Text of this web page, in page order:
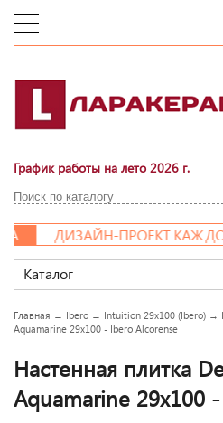
График работы на лето 2026 г.
ДИЗАЙН-ПРОЕКТ
Каталог
Главная → Ibero → Intuition 29x100 (Ibero) →
Aquamarine 29x100 - Ibero Alcorense
Настенная плитка
Aquamarine 29x100